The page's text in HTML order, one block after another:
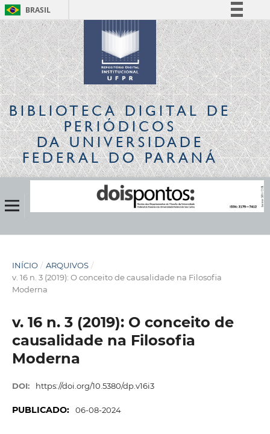
BRASIL
Simplifique!
Comunica BR
Participe
Acesso à informação
Legislação
Canais
BIBLIOTECA DIGITALDE
PERIÓDICOS
DA UNIVERSIDADE
FEDERAL DO PARANÁ
INÍCIO / ARQUIVOS /
v. 16 n. 3 (2019): O conceito de causalidade na Filosofia
Moderna
v. 16 n. 3 (2019): O conceito de
causalidade na Filosofia
Moderna
DOI: https://doi.org/10.5380/dp.v16i3
PUBLICADO: 06-08-2024